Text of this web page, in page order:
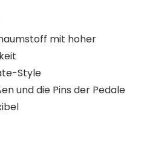
mit hoher
Style
und die Pins der Pedale